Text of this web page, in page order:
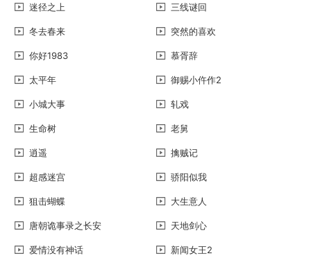
迷径之上 三线谜回
冬去春来 突然的喜欢
你好1983 慕胥辞
太平年 御赐小仵作2
小城大事 轧戏
生命树 老舅
逍遥 擒贼记
超感迷宫 骄阳似我
狙击蝴蝶 大生意人
唐朝诡事录之长安 天地剑心
爱情没有神话 新闻女王2